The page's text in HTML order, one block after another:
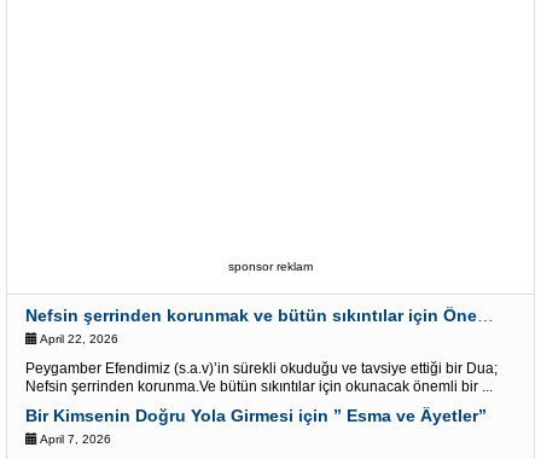
sponsor reklam
April 22, 2026
Peygamber Efendimiz (s.a.v)’in sürekli okuduğu ve tavsiye ettiği bir Dua;
Nefsin şerrinden korunma.Ve bütün sıkıntılar için okunacak önemli bir ...
Bir Kimsenin Doğru Yola Girmesi için ” Esma ve Âyetler”
April 7, 2026